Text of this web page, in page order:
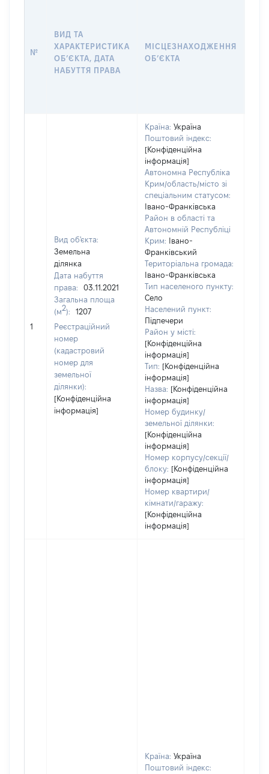
№
ВИД ТА
ХАРАКТЕРИСТИКА
ОБʼЄКТА, ДАТА
НАБУТТЯ ПРАВА
МІСЦЕЗНАХОДЖЕННЯ
ОБʼЄКТА
1
Вид об'єкта:
Земельна
ділянка
Дата набуття
права:
03.11.2021
Загальна площа
(м2):
1207
Реєстраційний
номер
(кадастровий
номер для
земельної
ділянки):
[Конфіденційна
інформація]
Країна: Україна
Поштовий індекс:
[Конфіденційна
інформація]
Автономна Республіка
Крим/область/місто зі
спеціальним статусом:
Івано-Франківська
Район в області та
Автономній Республіці
Крим:
Івано-
Франківський
Територіальна громада:
Івано-Франківська
Тип населеного пункту:
Село
Населений пункт:
Підпечери
Район у місті:
[Конфіденційна
інформація]
Тип: [Конфіденційна
інформація]
Назва: [Конфіденційна
інформація]
Номер будинку/
земельної ділянки:
[Конфіденційна
інформація]
Номер корпусу/секції/
блоку: [Конфіденційна
інформація]
Номер квартири/
кімнати/гаражу:
[Конфіденційна
інформація]
Країна: Україна
Поштовий індекс: